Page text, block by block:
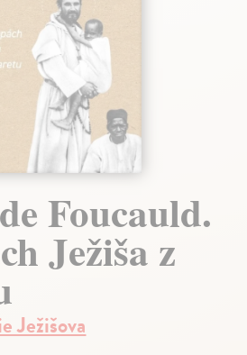
Foucauld.
Ježiša z
Ježišova